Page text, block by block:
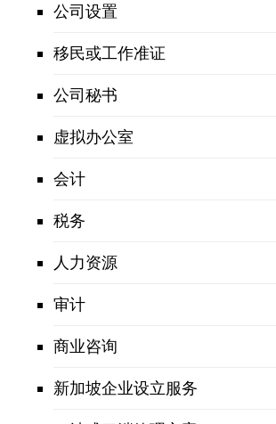
公司设置
移民或工作准证
公司秘书
虚拟办公室
会计
税务
人力资源
审计
商业咨询
新加坡企业设立服务